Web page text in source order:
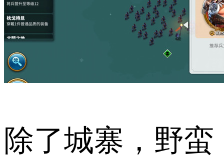
除了城寨，野蛮